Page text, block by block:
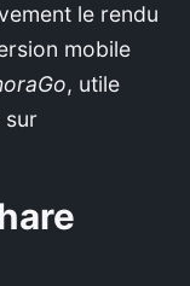
le rendu
mobile
, utile
sur